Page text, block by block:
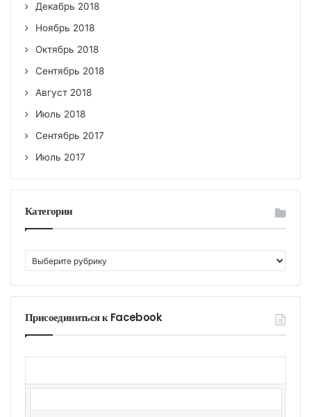
Декабрь 2018
Ноябрь 2018
Октябрь 2018
Сентябрь 2018
Август 2018
Июль 2018
Сентябрь 2017
Июль 2017
Категории
а
т
г
и
Присоединиться к Facebook